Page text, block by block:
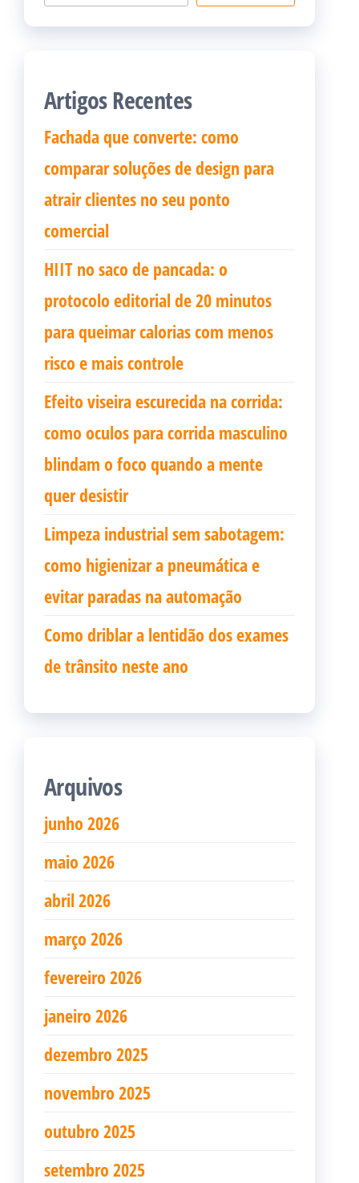
Artigos Recentes
Fachada que converte: como
comparar soluções de design para
atrair clientes no seu ponto
comercial
HIIT no saco de pancada: o
protocolo editorial de 20 minutos
para queimar calorias com menos
risco e mais controle
Efeito viseira escurecida na corrida:
como oculos para corrida masculino
blindam o foco quando a mente
quer desistir
Limpeza industrial sem sabotagem:
como higienizar a pneumática e
evitar paradas na automação
Como driblar a lentidão dos exames
de trânsito neste ano
Arquivos
junho 2026
maio 2026
abril 2026
março 2026
fevereiro 2026
janeiro 2026
dezembro 2025
novembro 2025
outubro 2025
setembro 2025